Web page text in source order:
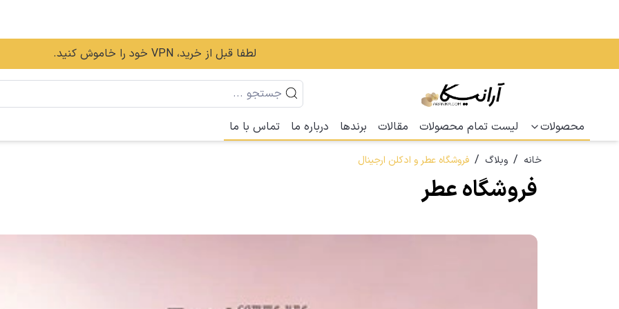
لطفا قبل از خرید، VPN خود را خاموش کنید.
محصولات لیست تمام محصولات مقالات برندها درباره ما تماس با ما
خانه / وبلاگ / فروشگاه عطر و ادکلن ارجینال
فروشگاه عطر